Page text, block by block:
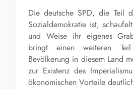
Die deutsche SPD, die Teil
Sozialdemokratie ist,
und Weise ihr eigenes
bringt einen weiteren
Bevölkerung in diesem Land
zur Existenz des
ökonomischen Vorteile